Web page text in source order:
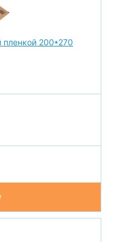
пленкой 200*270